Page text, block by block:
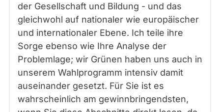
der Gesellschaft und Bildung - und das
gleichwohl auf nationaler wie europäischer
und internationaler Ebene. Ich teile ihre
Sorge ebenso wie Ihre Analyse der
Problemlage; wir Grünen haben uns auch in
unserem Wahlprogramm intensiv damit
auseinander gesetzt. Für Sie ist es
wahrscheinlich am gewinnbringendsten,